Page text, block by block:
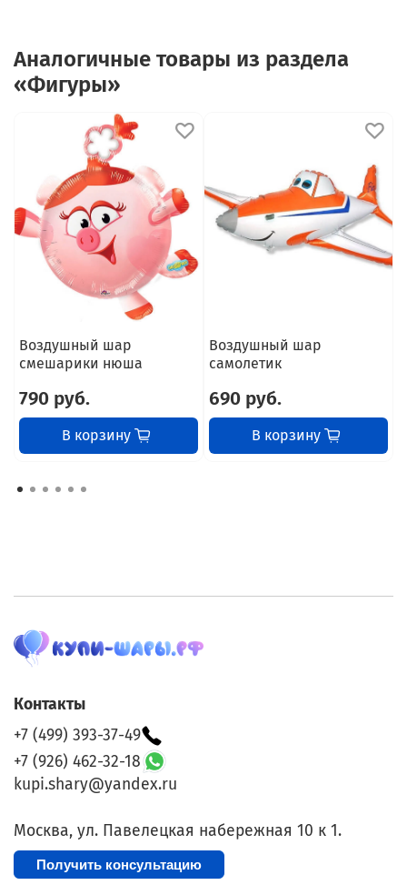
Аналогичные товары из раздела
«Фигуры»
Воздушный шар
смешарики нюша
790 руб.
В корзину
Воздушный шар
самолетик
690 руб.
В корзину
Контакты
+7 (499) 393-37-49
+7 (926) 462-32-18
kupi.shary@yandex.ru
Москва, ул. Павелецкая набережная 10 к 1.
Получить консультацию